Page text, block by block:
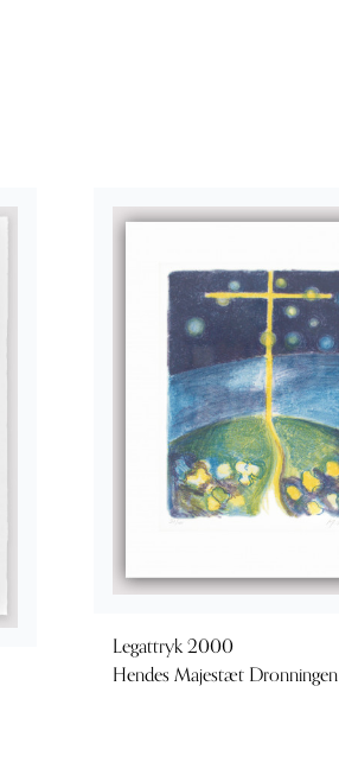
Legattryk 2000
Hendes Majestæt Dronningen